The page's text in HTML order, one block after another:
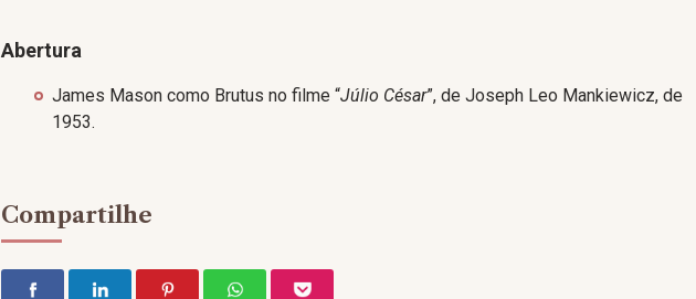
Abertura
James Mason como Brutus no filme “Júlio César”, de Joseph Leo Mankiewicz, de
1953.
Compartilhe